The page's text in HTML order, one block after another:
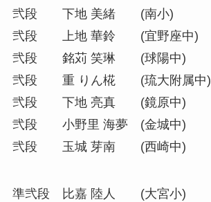
弐段 下地 美緒 (南小)
弐段 上地 華鈴 (宜野座中)
弐段 銘苅 笑琳 (球陽中)
弐段 重 りん椛 (琉大附属中)
弐段 下地 亮真 (鏡原中)
弐段 小野里 海夢 (金城中)
弐段 玉城 芽南 (西崎中)
準弐段 比嘉 陸人 (大宮小)